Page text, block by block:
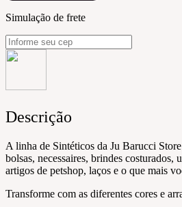
Simulação de frete
Descrição
A linha de Sintéticos da Ju Barucci
bolsas, necessaires, brindes costurados,
artigos de petshop, laços e o que mais
Transforme com as diferentes cores e